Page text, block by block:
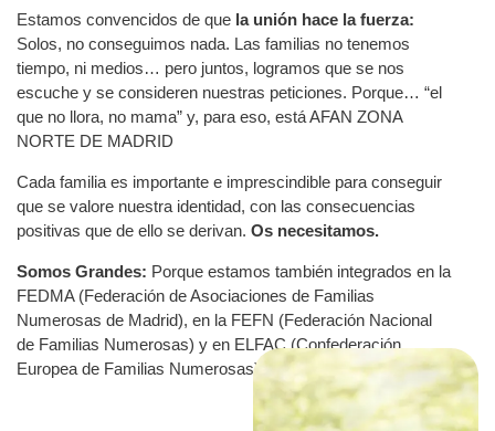
Estamos convencidos de que la unión hace la fuerza:
Solos, no conseguimos nada. Las familias no tenemos
tiempo, ni medios… pero juntos, logramos que se nos
escuche y se consideren nuestras peticiones. Porque… “el
que no llora, no mama” y, para eso, está AFAN ZONA
NORTE DE MADRID
Cada familia es importante e imprescindible para conseguir
que se valore nuestra identidad, con las consecuencias
positivas que de ello se derivan. Os necesitamos.
Somos Grandes: Porque estamos también integrados en la
FEDMA (Federación de Asociaciones de Familias
Numerosas de Madrid), en la FEFN (Federación Nacional
de Familias Numerosas) y en ELFAC (Confederación
Europea de Familias Numerosas)